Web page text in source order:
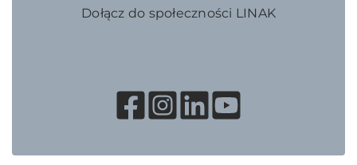
Dołącz do społeczności LINAK